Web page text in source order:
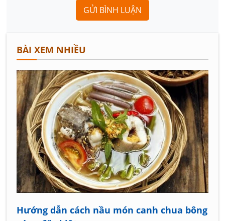
GỬI BÌNH LUẬN
BÀI XEM NHIỀU
Hướng dẫn cách nầu món canh chua bông